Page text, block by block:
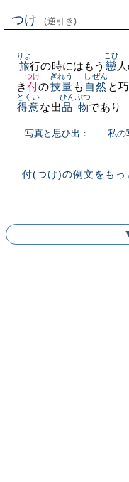
つけ (逆引き)
旅
りよ
行の時にはもう 戀
こひ
き 付
つけ
の技量
ぎれう
も 自然
しぜん
と
得意
とくい
な出品
ひん
物
ぶつ
であり
写真と思ひ出：――私
付(つけ)の例文をもっ